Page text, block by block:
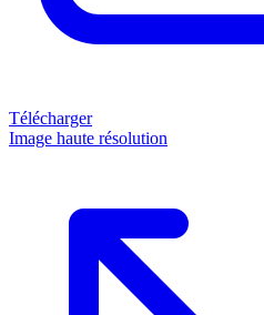
Télécharger
Image haute résolution